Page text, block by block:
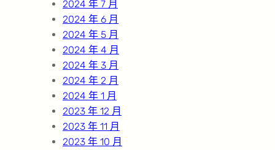
2024 年 7 月
2024 年 6 月
2024 年 5 月
2024 年 4 月
2024 年 3 月
2024 年 2 月
2024 年 1 月
2023 年 12 月
2023 年 11 月
2023 年 10 月